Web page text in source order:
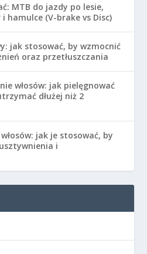
MTB do jazdy po lesie,
(V-brake vs Disc)
jak stosować, by wzmocnić
oraz przetłuszczania
włosów: jak pielęgnować
dłużej niż 2
jak je stosować, by
i